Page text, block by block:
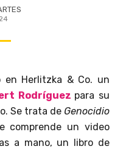
en Herlitzka & Co. un
Rodríguez para su
Se trata de Genocidio
comprende un video
a mano, un libro de